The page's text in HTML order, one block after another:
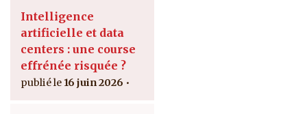
Intelligence
artificielle et data
centers : une course
effrénée risquée ?
16 juin 2026